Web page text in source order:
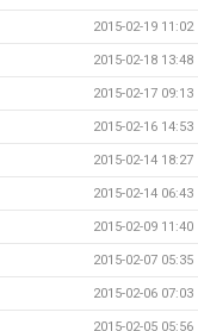
2015-02-19 11:02
2015-02-18 13:48
2015-02-17 09:13
2015-02-16 14:53
2015-02-14 18:27
2015-02-14 06:43
2015-02-09 11:40
2015-02-07 05:35
2015-02-06 07:03
2015-02-05 05:56